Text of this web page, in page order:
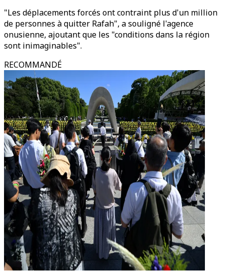
"Les déplacements forcés ont contraint plus d'un million
de personnes à quitter Rafah", a souligné l'agence
onusienne, ajoutant que les "conditions dans la région
sont inimaginables".
RECOMMANDÉ